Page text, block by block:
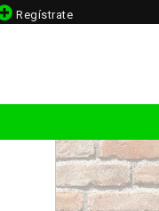
Regístrate